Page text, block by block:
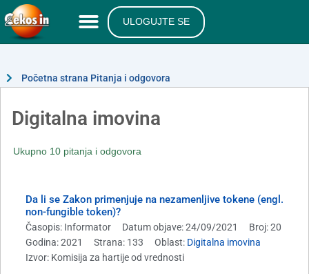
ULOGUJTE SE
Početna strana Pitanja i odgovora
Digitalna imovina
Ukupno 10 pitanja i odgovora
Da li se Zakon primenjuje na nezamenljive tokene (engl.
non-fungible token)?
Časopis: Informator Datum objave: 24/09/2021
Broj: 20
Godina: 2021
Strana: 133 Oblast: Digitalna imovina
Izvor: Komisija za hartije od vrednosti